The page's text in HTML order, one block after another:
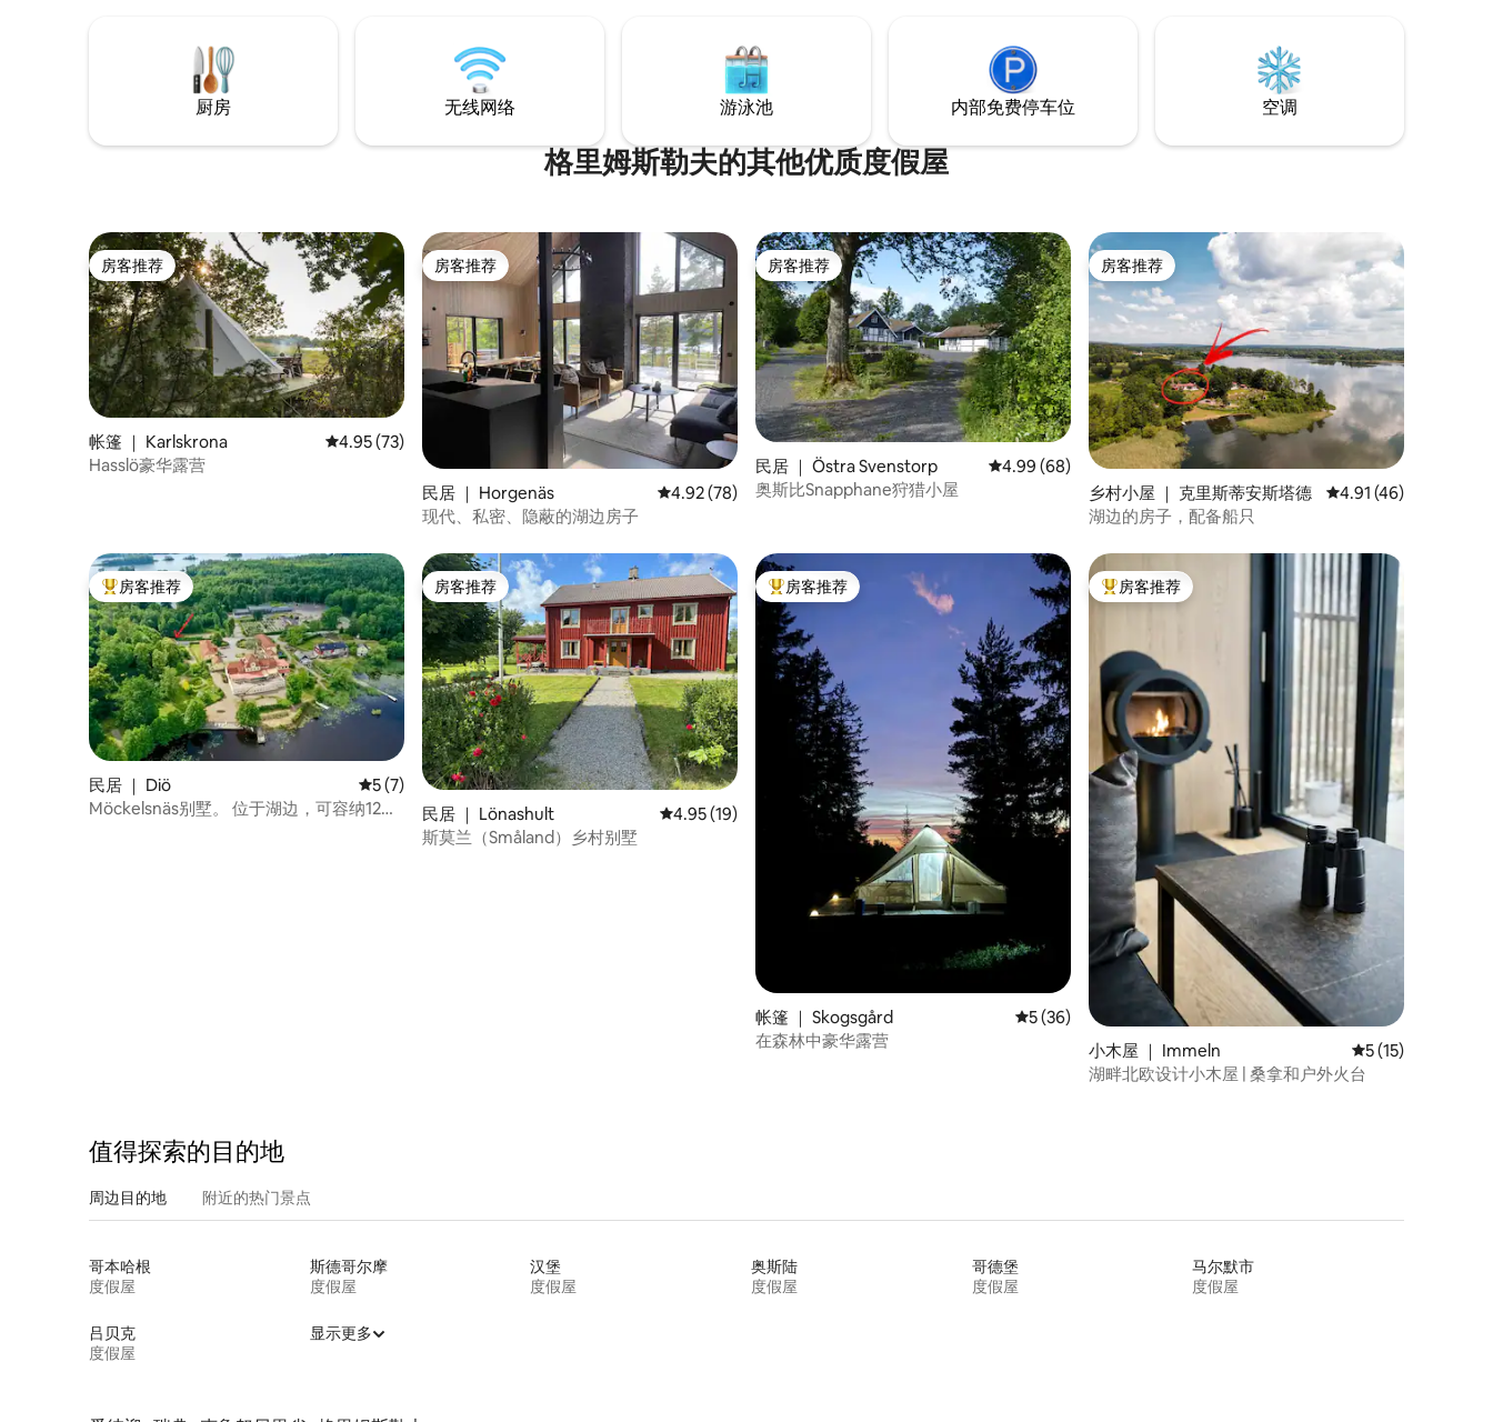
Kås Tiraholms Fisk 在这里，您可以享受奢
华的住宿体验，同时又有“回归自然”的感觉
厨房 无线网络 游泳池 内部免费停车位 空调
格里姆斯勒夫的其他优质度假屋
房客推荐
房客推荐
帐篷 ｜ Karlskrona 平均评分 4.95 分（满分 5 分），共 73 条评价
4.95 (73)
Hasslö豪华露营
房客推荐
房客推荐
民居 ｜ Horgenäs 平均评分 4.92 分（满分 5 分），共 78 条评价
4.92 (78)
现代、私密、隐蔽的湖边房子
房客推荐
房客推荐
民居 ｜ Östra Svenstorp 平均评分 4.99 分（满分 5 分），共 68 条评价
4.99 (68)
奥斯比Snapphane狩猎小屋
房客推荐
房客推荐
乡村小屋 ｜ 克里斯蒂安斯塔德 平均评分 4.91 分（满
4.91 (46)
湖边的房子，配备船只
热门「房客推荐」
房客推荐
民居 ｜ Diö 平均评分 5 分（满分 5 分），共 7 条评价
5 (7)
Möckelsnäs别墅。 位于湖边，可容纳12
房客推荐
房客推荐
民居 ｜ Lönashult 平均评分 4.95 分（满分 5 分），共 19 条评价
4.95 (19)
斯莫兰（Småland）乡村别墅
热门「房客推荐」
房客推荐
帐篷 ｜ Skogsgård 平均评分 5 分（满分 5 分），共 36 条评价
5 (36)
在森林中豪华露营
热门「房客推荐」
房客推荐
小木屋 ｜ Immeln 平均评分 5 分（满
5 (15)
湖畔北欧设计小木屋 | 桑拿和户外火台
值得探索的目的地
周边目的地 附近的热门景点
哥本哈根
度假屋
斯德哥尔摩
度假屋
汉堡
度假屋
奥斯陆
度假屋
哥德堡
度假屋
马尔默市
度假屋
吕贝克
度假屋
显示更多